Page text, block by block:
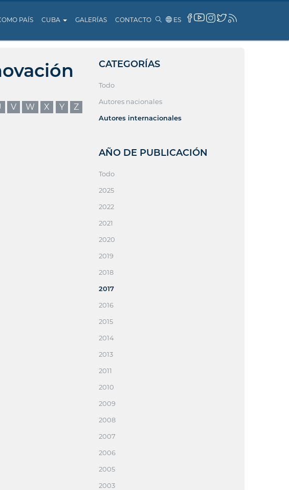
PAÍS CUBA GALERÍAS CONTACTO ES
V W X Y Z
CATEGORÍAS
Todo
Autores nacionales
Autores internacionales
AÑO DE PUBLICACIÓN
Todo
2025
2022
2021
2020
2019
2018
2017
2016
2015
2014
2013
2011
2010
2009
2008
2007
2006
2005
2003